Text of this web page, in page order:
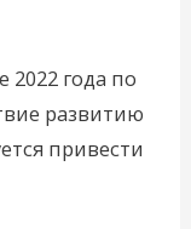
года по
развитию
привести